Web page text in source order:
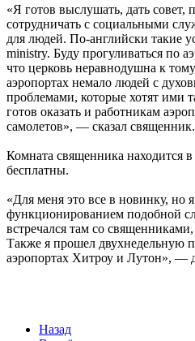
«Я готов выслушать, дать совет,
сотрудничать с социальными
для людей. По-английски такие
ministry. Буду прогуливаться по
что церковь неравнодушна к
аэропортах немало людей с
проблемами, которые хотят ими
готов оказать и работникам
самолетов», — сказал священник.
Комната священника находится
бесплатны.
«Для меня это все в новинку, но
функционированием подобной
встречался там со
Также я прошел двухнедельную
аэропортах Хитроу и Лутон», —
Назад